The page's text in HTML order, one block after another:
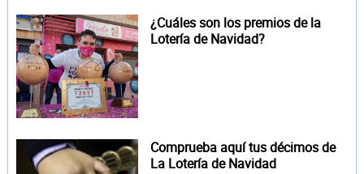
¿Cuáles son los premios de la
Lotería de Navidad?
Comprueba aquí tus décimos de
La Lotería de Navidad